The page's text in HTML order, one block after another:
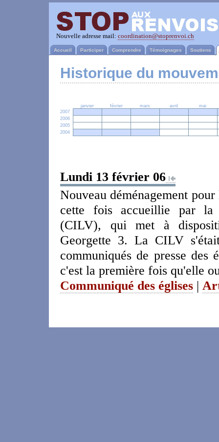
Nouvelle adresse mail: coordination@stoprenvoi.ch
Accueil Participer Comprendre Témoignages Soutiens
Historique du
janvier février mars avril
mai
2007
2006
2005
2004
Lundi 13 février 06
Nouveau déménagement
cette fois accueillie par la
(CILV), qui met à
Georgette 3. La CILV
communiqués de presse des
c'est la première fois qu'elle
Communiqué des églises |